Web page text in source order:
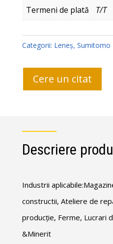
Termeni de plată
T/T
Categorii: Leneş, Sumitomo
Cere un citat
Descriere
Industrii
constructii, Ateliere de
producție, Ferme, Lucrari
&Minerit